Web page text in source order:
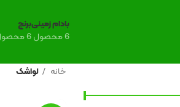
بادام زمینی
6 محصول
برنج
6 محصول
خانه لواشک